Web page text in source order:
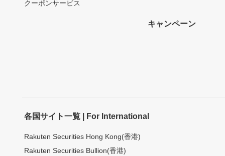
クーポンサービス
キャンペーン
各国サイト一覧 | For International
Rakuten Securities Hong Kong(香港)
Rakuten Securities Bullion(香港)